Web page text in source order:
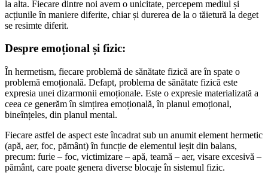
la alta. Fiecare dintre noi avem o unicitate, percepem mediul și
acțiunile în maniere diferite, chiar și durerea de la o tăietură la deget
se resimte diferit.
Despre emoțional și fizic:
În hermetism, fiecare problemă de sănătate fizică are în spate o
problemă emoțională. Defapt, problema de sănătate fizică este
expresia unei dizarmonii emoționale. Este o expresie materializată a
ceea ce generăm în simțirea emoțională, în planul emoțional,
bineînțeles, din planul mental.
Fiecare astfel de aspect este încadrat sub un anumit element hermetic
(apă, aer, foc, pământ) în funcție de elementul ieșit din balans,
precum: furie – foc, victimizare – apă, teamă – aer, visare excesivă –
pământ, care poate genera diverse blocaje în sistemul fizic.